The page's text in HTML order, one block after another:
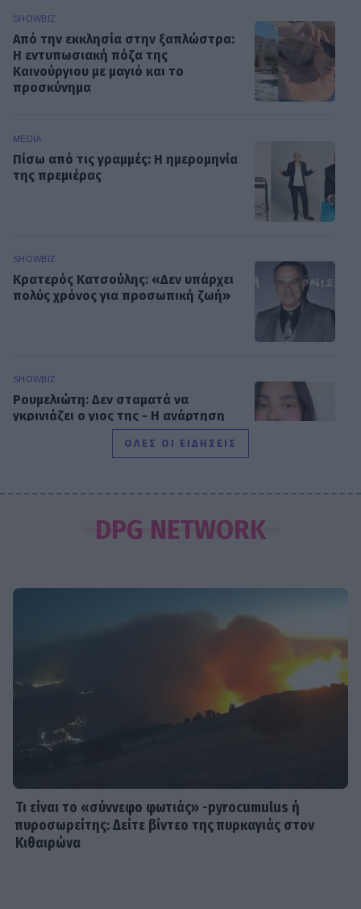
SHOWBIZ
Από την εκκλησία στην ξαπλώστρα:
Η εντυπωσιακή πόζα της
Καινούργιου με μαγιό και το
προσκύνημα
MEDIA
Πίσω από τις γραμμές: Η ημερομηνία
της πρεμιέρας
SHOWBIZ
Κρατερός Κατσούλης: «Δεν υπάρχει
πολύς χρόνος για προσωπική ζωή»
SHOWBIZ
Ρουμελιώτη: Δεν σταματά να
γκρινιάζει ο γιος της - Η ανάρτηση
και οι απορίες της νέας μαμάς
Αντόνιο Μπαντέρας: Η καρδιακή
προσβολή που του άλλαξε τη ζωή
προσωπική του ζωή
SHOWBIZ
γάμος με τον αδερφό του, Γιάννη
ΟΛΕΣ ΟΙ ΕΙΔΗΣΕΙΣ
DPG NETWORK
Τι είναι το «σύννεφο φωτιάς» -pyrocumulus ή
πυροσωρείτης: Δείτε βίντεο της πυρκαγιάς στον
Κιθαιρώνα